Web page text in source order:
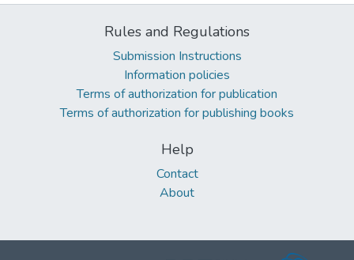
Rules and Regulations
Submission Instructions
Information policies
Terms of authorization for publication
Terms of authorization for publishing books
Help
Contact
About